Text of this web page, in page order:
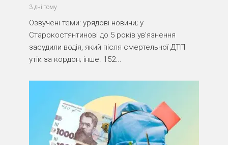
3 дні тому
Озвучені теми: урядові новини; у
Старокостянтинові до 5 років ув’язнення
засудили водія, який після смертельної ДТП
утік за кордон; інше. 152...